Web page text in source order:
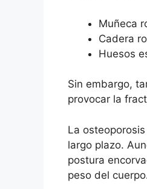
Muñeca
Cadera
Huesos
Sin embargo,
provocar la
La
largo plazo.
postura
peso del